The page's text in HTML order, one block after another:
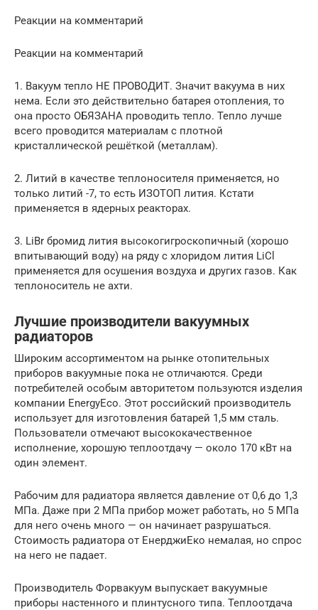
Реакции на комментарий
Реакции на комментарий
1. Вакуум тепло НЕ ПРОВОДИТ. Значит вакуума в них
нема. Если это действительно батарея отопления, то
она просто ОБЯЗАНА проводить тепло. Тепло лучше
всего проводится материалам с плотной
кристаллической решёткой (металлам).
2. Литий в качестве теплоносителя применяется, но
только литий -7, то есть ИЗОТОП лития. Кстати
применяется в ядерных реакторах.
3. LiBr бромид лития высокогигроскопичный (хорошо
впитывающий воду) на ряду с хлоридом лития LiCl
применяется для осушения воздуха и других газов. Как
теплоноситель не ахти.
Лучшие производители вакуумных
радиаторов
Широким ассортиментом на рынке отопительных
приборов вакуумные пока не отличаются. Среди
потребителей особым авторитетом пользуются изделия
компании EnergyEco. Этот российский производитель
использует для изготовления батарей 1,5 мм сталь.
Пользователи отмечают высококачественное
исполнение, хорошую теплоотдачу — около 170 кВт на
один элемент.
Рабочим для радиатора является давление от 0,6 до 1,3
МПа. Даже при 2 МПа прибор может работать, но 5 МПа
для него очень много — он начинает разрушаться.
Стоимость радиатора от ЕнерджиЕко немалая, но спрос
на него не падает.
Производитель Форвакуум выпускает вакуумные
приборы настенного и плинтусного типа. Теплоотдача